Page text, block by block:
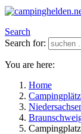
Search
Search for:
You are here:
Home